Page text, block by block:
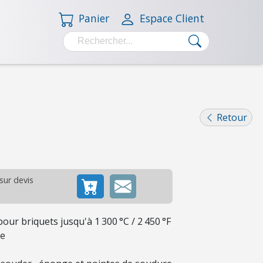
Panier Espace Client
Retour
devis
briquets jusqu'à 1 300 °C / 2 450 °F